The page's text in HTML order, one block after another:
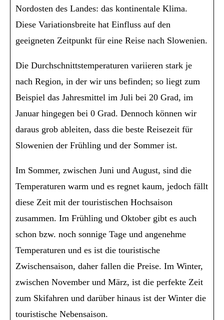
Nordosten des Landes: das kontinentale Klima.
Diese Variationsbreite hat Einfluss auf den
geeigneten Zeitpunkt für eine Reise nach Slowenien.
Die Durchschnittstemperaturen variieren stark je
nach Region, in der wir uns befinden; so liegt zum
Beispiel das Jahresmittel im Juli bei 20 Grad, im
Januar hingegen bei 0 Grad. Dennoch können wir
daraus grob ableiten, dass die beste Reisezeit für
Slowenien der Frühling und der Sommer ist.
Im Sommer, zwischen Juni und August, sind die
Temperaturen warm und es regnet kaum, jedoch fällt
diese Zeit mit der touristischen Hochsaison
zusammen. Im Frühling und Oktober gibt es auch
schon bzw. noch sonnige Tage und angenehme
Temperaturen und es ist die touristische
Zwischensaison, daher fallen die Preise. Im Winter,
zwischen November und März, ist die perfekte Zeit
zum Skifahren und darüber hinaus ist der Winter die
touristische Nebensaison.